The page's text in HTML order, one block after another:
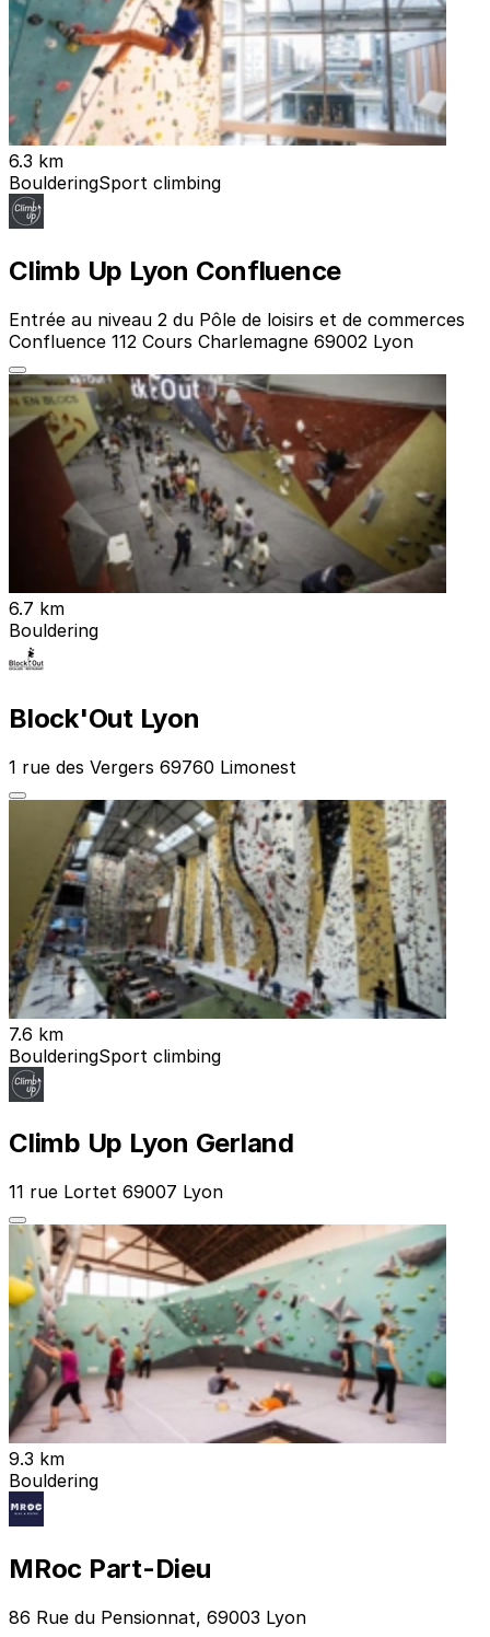
6.3 km
BoulderingSport climbing
Climb Up Lyon Confluence
Entrée au niveau 2 du Pôle de loisirs et de commerces
Confluence 112 Cours Charlemagne 69002 Lyon
6.7 km
Bouldering
Block'Out Lyon
1 rue des Vergers 69760 Limonest
7.6 km
BoulderingSport climbing
Climb Up Lyon Gerland
11 rue Lortet 69007 Lyon
9.3 km
Bouldering
MRoc Part-Dieu
86 Rue du Pensionnat, 69003 Lyon